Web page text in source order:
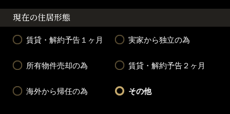
現在の住居形態
賃貸・解約予告１ヶ月 実家から独立の為
所有物件売却の為 賃貸・解約予告２ヶ月
海外から帰任の為 その他